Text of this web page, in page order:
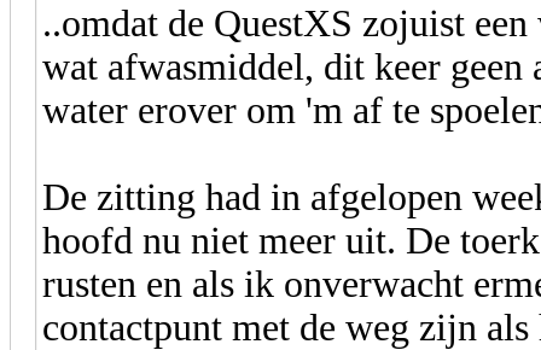
..omdat de QuestXS zojuist
wat afwasmiddel, dit keer
water erover om 'm af te
De zitting had in afgelopen
hoofd nu niet meer uit. De
rusten en als ik onverwacht
contactpunt met de weg zijn als